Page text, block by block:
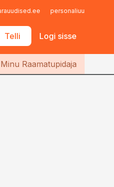
personaliuudised.ee
Telli Logi sisse
Iseteenindus
Minu Raamatupidaja